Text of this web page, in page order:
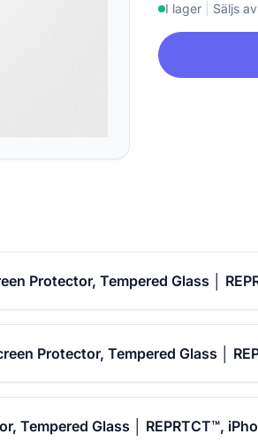
I lager Säljs
Protector, Tempered Glass │
Protector, Tempered Glass │
Tempered Glass │ REPRTCT™,